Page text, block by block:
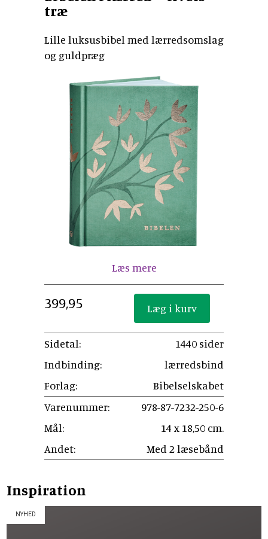
træ
Lille luksusbibel med lærredsomslag
og guldpræg
Læs mere
399,95
Sidetal:
1440 sider
Indbinding:
lærredsbind
Forlag:
Bibelselskabet
Varenummer:
978-87-7232-250-6
Mål:
14 x 18,50 cm.
Andet:
Med 2 læsebånd
Inspiration
NYHED